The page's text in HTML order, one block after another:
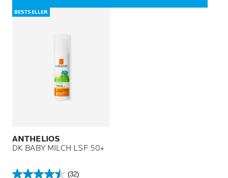
BESTSELLER
ANTHELIOS
DK BABY MILCH LSF 50+
(32)